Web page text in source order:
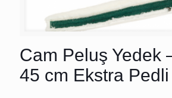
Cam Peluş Yedek
45 cm Ekstra Pedli